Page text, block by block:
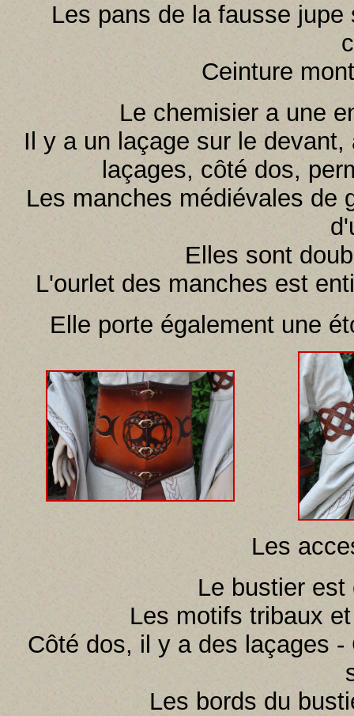
Les pans de la fausse
Ceinture
Le chemisier a une
Il y a un laçage sur le
laçages, côté dos,
Les manches médiévales de
Elles sont
L'ourlet des manches est
Elle porte également une
Les
Le bustier
Les motifs tribaux
Côté dos, il y a des laçages
Les bords du